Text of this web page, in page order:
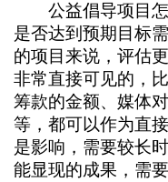
公益倡导项目怎
是否达到预期目标
的项目来说，评估
非常直接可见的，
筹款的金额、媒体
等，都可以作为直
是影响，需要较长
能显现的成果，需